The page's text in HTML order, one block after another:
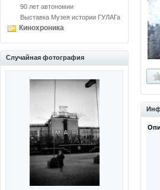
90 лет автономии
Выставка Музея истории ГУЛАГа
Кинохроника
Случайная фотография